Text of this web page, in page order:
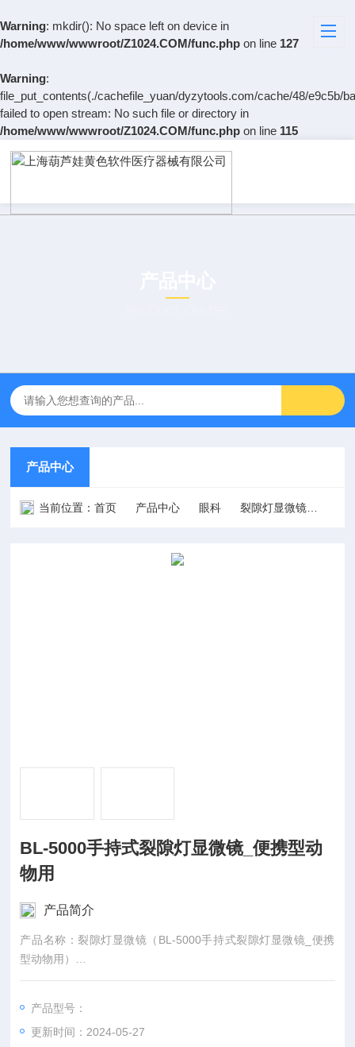
Warning: mkdir(): No space left on device in
/home/www/wwwroot/Z1024.COM/func.php on line 127
Warning:
file_put_contents(./cachefile_yuan/dyzytools.com/cache/48/e9c5b/
failed to open stream: No such file or directory in
/home/www/wwwroot/Z1024.COM/func.php on line 115
产品中心
当前位置：首页 产品中心 眼科 裂隙灯显微镜
BL-5000手持式裂隙灯显微镜_便携型动
物用
产品简介
产品名称：裂隙灯显微镜（BL-5000手持式裂隙灯显微镜_便携
型动物用）
适用范围/预期用途：产品用于检查眼前节及眼内部病变。
产品型号：
更新时间：2024-05-27